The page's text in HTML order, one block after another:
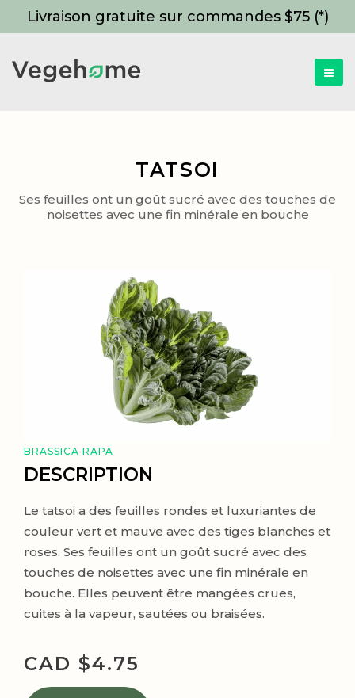
Livraison gratuite sur commandes $75 (*)
TATSOI
Ses feuilles ont un goût sucré avec des touches de
noisettes avec une fin minérale en bouche
BRASSICA RAPA
DESCRIPTION
Le tatsoi a des feuilles rondes et luxuriantes de
couleur vert et mauve avec des tiges blanches et
roses. Ses feuilles ont un goût sucré avec des
touches de noisettes avec une fin minérale en
bouche. Elles peuvent être mangées crues,
cuites à la vapeur, sautées ou braisées.
CAD $4.75